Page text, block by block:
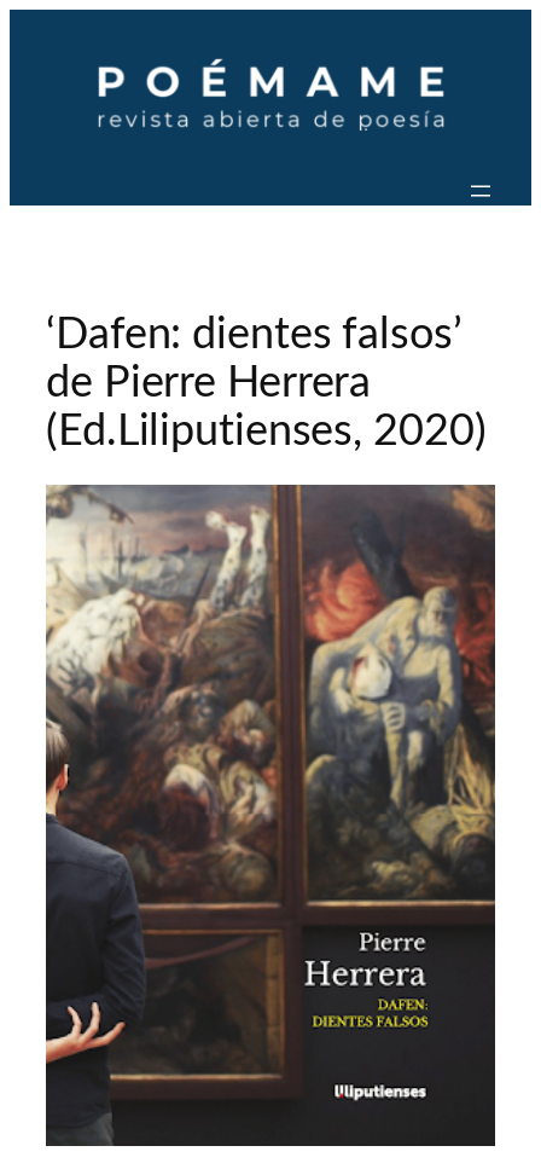
contenido
‘Dafen: dientes falsos’
de Pierre Herrera
(Ed.Liliputienses, 2020)